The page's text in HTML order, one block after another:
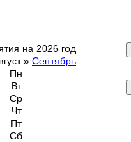
на 2026 год
» Сентябрь
Пн
Вт
Ср
Чт
Пт
Сб